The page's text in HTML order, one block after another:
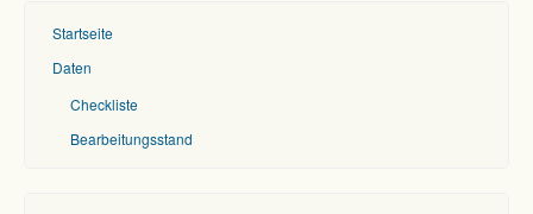
Startseite
Daten
Checkliste
Bearbeitungsstand